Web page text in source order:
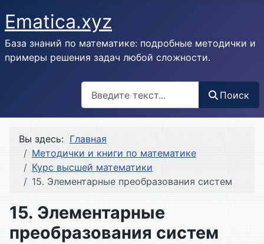
Ematica.xyz
База знаний по математике: подробные методички и
примеры решения задач любой сложности.
Поиск
Вы здесь: Главная
Методички и книги по математике
Курс высшей математики
15. Элементарные преобразования систем
15. Элементарные
преобразования систем